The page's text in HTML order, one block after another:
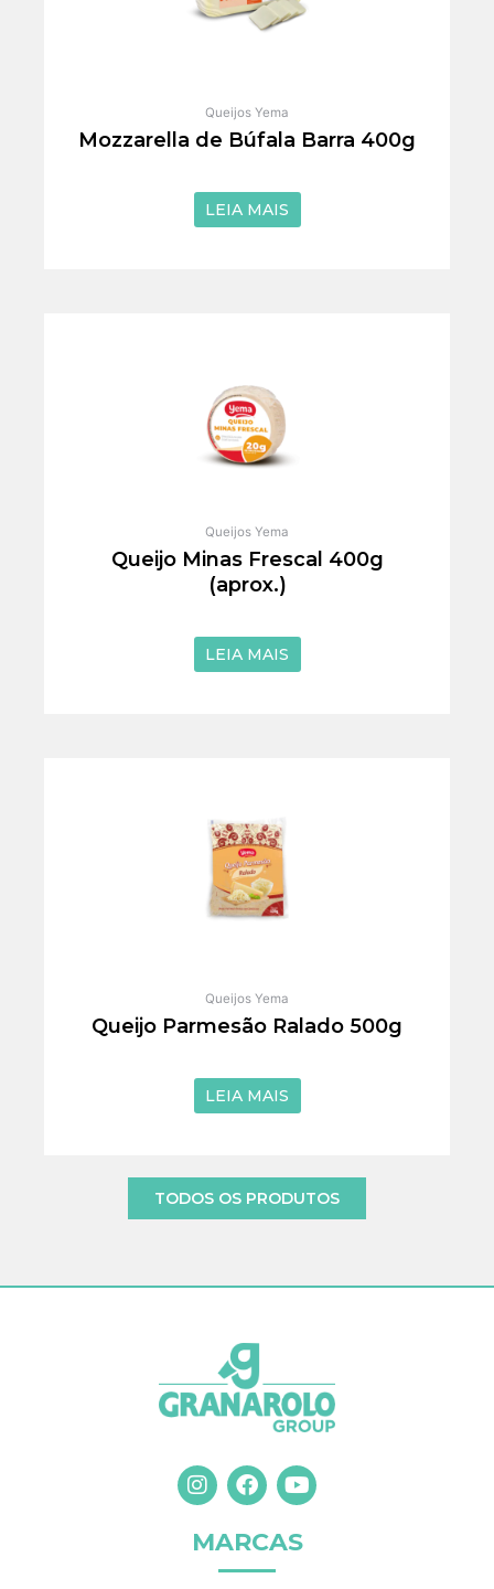
Queijos Yema
Mozzarella de Búfala Barra 400g
LEIA MAIS
Queijos Yema
Queijo Minas Frescal 400g
(aprox.)
LEIA MAIS
Queijos Yema
Queijo Parmesão Ralado 500g
LEIA MAIS
TODOS OS PRODUTOS
I
n
s
t
a
F
a
c
e
b
o
Y
o
u
t
u
MARCAS